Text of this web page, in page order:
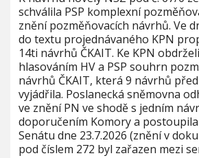
schválila PSP komplexní
znění pozměňovacích návrhů. Ve
do textu projednávaného KPN
14ti návrhů ČKAIT. Ke KPN
hlasováním HV a PSP souhrn
návrhů ČKAIT, která 9 návrhů
vyjádřila. Poslanecká sněmovna
ve znění PN ve shodě s jedním
doporučením Komory a
Senátu dne 23.7.2026 (znění v
pod číslem 272 byl zařazen mezi